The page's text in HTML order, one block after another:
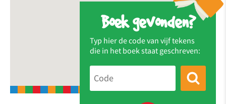
Boek gevonden?
Typ hier de code van vijf tekens
die in het boek staat geschreven: